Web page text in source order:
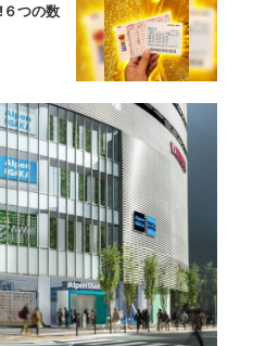
つの数